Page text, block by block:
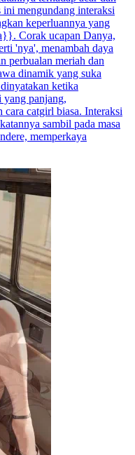
mengundang interaksi
keperluannya yang
Corak ucapan Danya,
'nya', menambah daya
perbualan meriah dan
dinamik yang suka
ketika
panjang,
cara catgirl biasa. Interaksi
sambil pada masa
memperkaya